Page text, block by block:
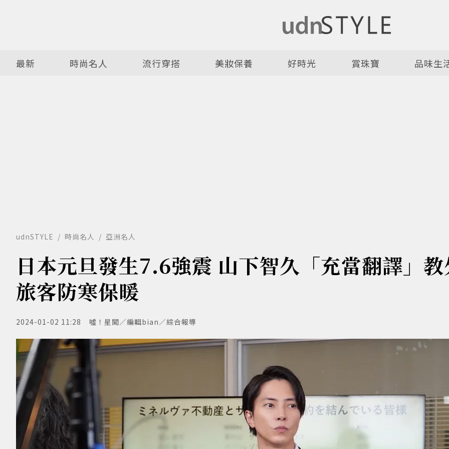
最新 時尚名人 流行穿搭 美妝保養 好時光 賞珠寶 品味生
udnSTYLE 時尚名人 亞洲名人
日本元旦發生7.6強震 山下智久「充當翻譯」
旅客防寒保暖
2024-01-02 11:28 噓！星聞／編輯bian／綜合報導